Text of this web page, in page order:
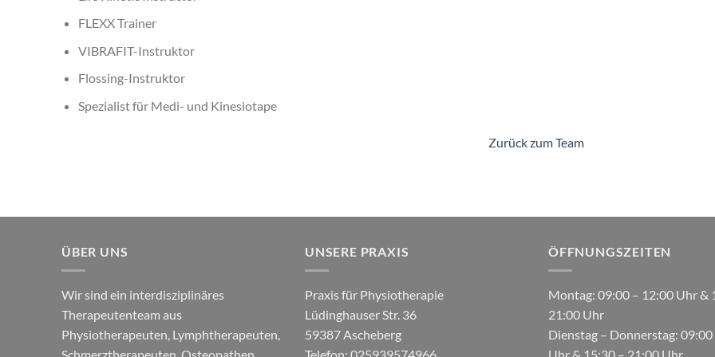
FLEXX Trainer
VIBRAFIT-Instruktor
Flossing-Instruktor
Spezialist für Medi- und Kinesiotape
Zurück zum Team
ÜBER UNS
Wir sind ein interdisziplinäres
Therapeutenteam aus
Physiotherapeuten, Lymphtherapeuten,
UNSERE PRAXIS
Praxis für Physiotherapie
Lüdinghauser Str. 36
59387 Ascheberg
ÖFFNUNGSZEITEN
Montag: 09:00 – 12:00 Uhr &
21:00 Uhr
Dienstag – Donnerstag: